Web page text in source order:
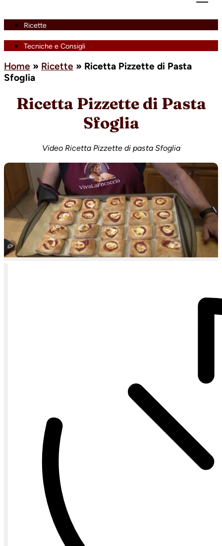
Ricette
Tecniche e Consigli
Home » Ricette » Ricetta Pizzette di Pasta
Sfoglia
Ricetta Pizzette di Pasta
Sfoglia
Video Ricetta Pizzette di pasta Sfoglia